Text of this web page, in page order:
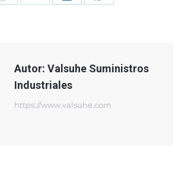
Share Share Share Share
Autor: Valsuhe Suministros
Industriales
https://www.valsuhe.com